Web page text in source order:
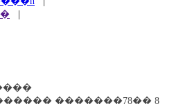
|
�������78�� 8